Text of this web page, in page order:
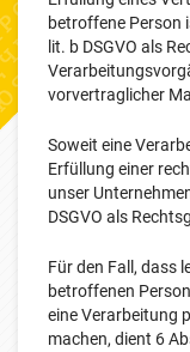
betroffene Person
lit. b DSGVO als
vorvertraglicher
Soweit eine
Erfüllung einer
unser
DSGVO als
Für den Fall, dass
betroffenen
eine Verarbeitung
machen, dient 6